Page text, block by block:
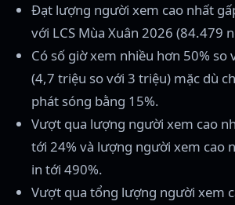
Đạt lượng người xem cao nhất
với LCS Mùa Xuân 2026 (84.479
Có số giờ xem nhiều hơn 50% so
(4,7 triệu so với 3 triệu) mặc dù
phát sóng bằng 15%.
Vượt qua lượng người xem cao
tới 24% và lượng người xem cao
in tới 490%.
Vượt qua tổng lượng người xem